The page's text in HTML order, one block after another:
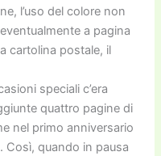
l’uso del colore non
a pagina
cartolina postale, il
speciali c’era
quattro pagine di
nel primo anniversario
Così, quando in pausa